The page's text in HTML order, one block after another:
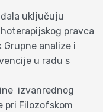
uključuju
pravca
Grupne analize i
u radu s
izvanrednog
pri Filozofskom